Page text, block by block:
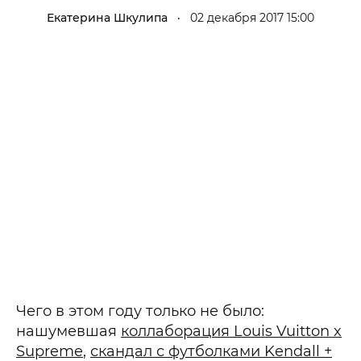
Екатерина Шкулипа • 02 декабря 2017 15:00
Чего в этом году только не было:
нашумевшая коллаборация Louis Vuitton x
Supreme, скандал с футболками Kendall +